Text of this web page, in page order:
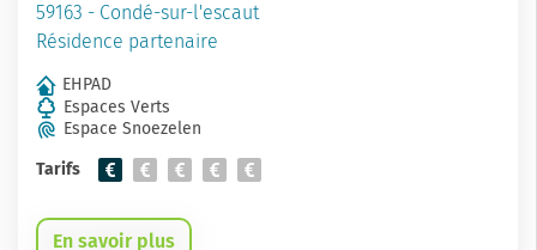
59163 - Condé-sur-l'escaut
Résidence partenaire
EHPAD
Espaces Verts
Espace Snoezelen
Tarifs
En savoir plus